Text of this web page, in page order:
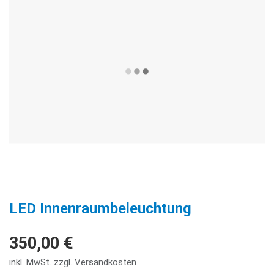
LED Innenraumbeleuchtung
350,00 €
inkl. MwSt. zzgl. Versandkosten